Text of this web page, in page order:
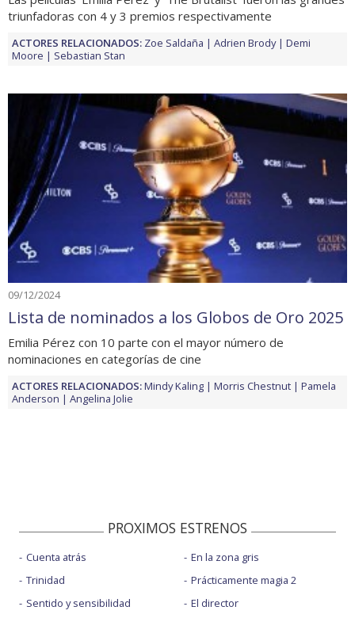
triunfadoras con 4 y 3 premios respectivamente
ACTORES RELACIONADOS: Zoe Saldaña Adrien Brody
Demi
Moore
Sebastian Stan
09/12/2024
Lista de nominados a los Globos de Oro 2025
Emilia Pérez con 10 parte con el mayor número de
nominaciones en categorías de cine
ACTORES RELACIONADOS:Mindy Kaling Morris Chestnut
Pamela
Anderson
Angelina Jolie
PROXIMOS ESTRENOS
Cuenta atrás
Trinidad
Sentido y sensibilidad
En la zona gris
Prácticamente magia 2
El director